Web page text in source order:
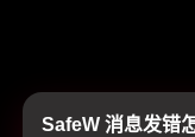
SafeW 消息发错